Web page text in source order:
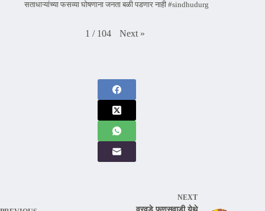
सताधाऱ्यांच्या फसव्या घोषणाना जनता बळी पडणार नाही #sindhudurg
1 / 104 Next »
NEXT